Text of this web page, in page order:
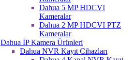
Dahua 5 MP HDCVI
Kameralar
Dahua 2 MP HDCVI PTZ
Kameralar
Dahua İP Kamera Ürünleri
Dahua NVR Kayıt Cihazları